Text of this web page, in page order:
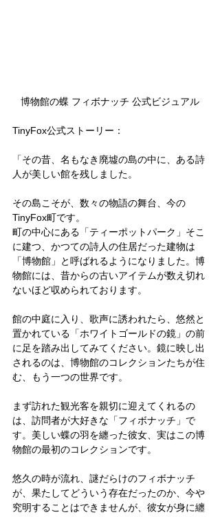
博物館の蝶 フィボナッチ 公式ビジュアル
TinyFox公式ストーリー：
「その昔、名もなき廃墟の島の中に、ある詩
人が美しい館を残しました。
その島こそが、数々の物語の舞台、今の
TinyFox町です。
町の中心にある「ティーポットパーク」そこ
に建つ、かつての詩人の住居だった建物は
「博物館」と呼ばれるようになりました。博
物館には、昔からの古いアイテムが数え切れ
ないほど収められております。
館の中庭に入り、歌声に誘われたら、悠然と
置かれている「ホワイトゴールドの鏡」の前
に足を踏み出してみてください。鏡に映し出
されるのは、博物館のコレクションたちが住
む、もう一つの世界です。
まず訪れた観光客を親切に迎えてくれるの
は、訪問者が大好きな「フィボナッチ」で
す。美しい蝶の羽を纏った彼女、実はこの博
物館の最初のコレクションです。
悠久の時が流れ、謎だらけのフィボナッチ
が、果たしてどういう存在だったのか、今や
究明することはできませんが、彼女が身に纏